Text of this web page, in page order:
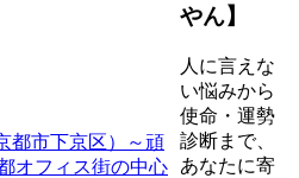
やん】
人に言えな
い悩みから
使命・運勢
診断まで、
あなたに寄